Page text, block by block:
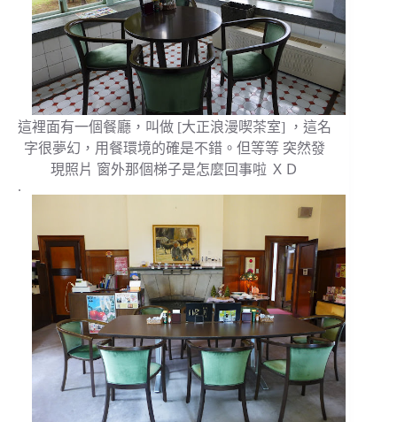
這裡面有一個餐廳，叫做 [大正浪漫喫茶室] ，這名
字很夢幻，用餐環境的確是不錯。但等等 突然發
現照片 窗外那個梯子是怎麼回事啦 ＸＤ
.